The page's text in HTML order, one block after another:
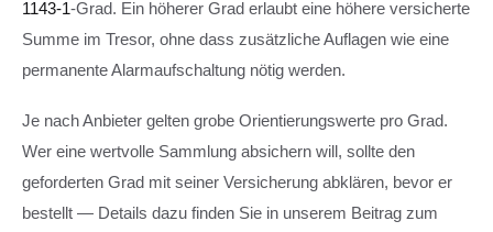
1143-1-Grad. Ein höherer Grad erlaubt eine höhere versicherte
Summe im Tresor, ohne dass zusätzliche Auflagen wie eine
permanente Alarmaufschaltung nötig werden.
Je nach Anbieter gelten grobe Orientierungswerte pro Grad.
Wer eine wertvolle Sammlung absichern will, sollte den
geforderten Grad mit seiner Versicherung abklären, bevor er
bestellt — Details dazu finden Sie in unserem Beitrag zum